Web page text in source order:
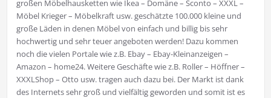
großen Möbelhausketten wie Ikea – Domäne – Sconto – XXXL –
Möbel Krieger – Möbelkraft usw. geschätzte 100.000 kleine und
große Läden in denen Möbel von einfach und billig bis sehr
hochwertig und sehr teuer angeboten werden! Dazu kommen
noch die vielen Portale wie z.B. Ebay – Ebay-Kleinanzeigen –
Amazon – home24. Weitere Geschäfte wie z.B. Roller – Höffner –
XXXLShop – Otto usw. tragen auch dazu bei. Der Markt ist dank
des Internets sehr groß und vielfältig geworden und somit ist es